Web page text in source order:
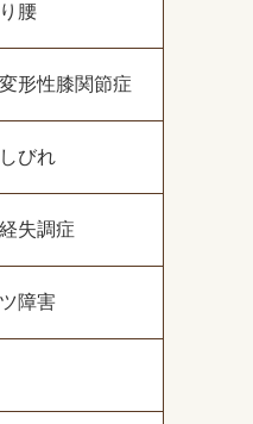
腰
形性膝関節症
びれ
失調症
障害